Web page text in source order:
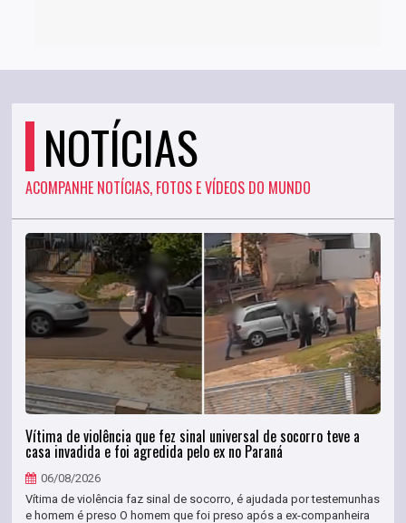
NOTÍCIAS
ACOMPANHE NOTÍCIAS, FOTOS E VÍDEOS DO MUNDO
Vítima de violência que fez sinal universal de socorro teve a
casa invadida e foi agredida pelo ex no Paraná
06/08/2026
Vítima de violência faz sinal de socorro, é ajudada por testemunhas
e homem é preso O homem que foi preso após a ex-companheira